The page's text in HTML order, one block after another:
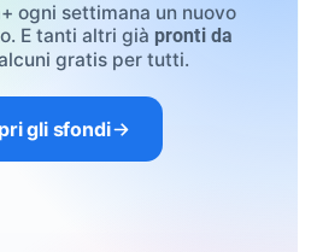
ogni settimana un nuovo
E tanti altri già pronti da
gratis per tutti.
gli sfondi